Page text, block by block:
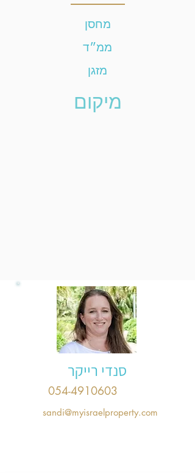
מחסן
ממ״ד
מזגן
מיקום
054-4910603
sandi@myisraelproperty.com
סנדי רייקר